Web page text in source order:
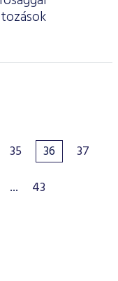
35 36
37
... 43